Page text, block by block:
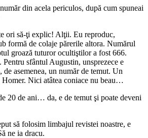
din acela periculos, după cum spuneai
ori să-ţi explic! Alţii. Eu reproduc,
formă de colaje părerile altora. Numărul
groază tuturor ocultiştilor a fost 666.
Pentru sfântul Augustin, unsprezece e
asemenea, un număr de temut. Un
Nici atâtea coniace nu beau…
20 de ani… da, e de temut şi poate deveni
să folosim limbajul revistei noastre, e
ne ia dracu.